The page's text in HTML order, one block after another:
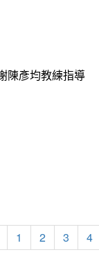
陳彥均教練指導
1 2 3 4